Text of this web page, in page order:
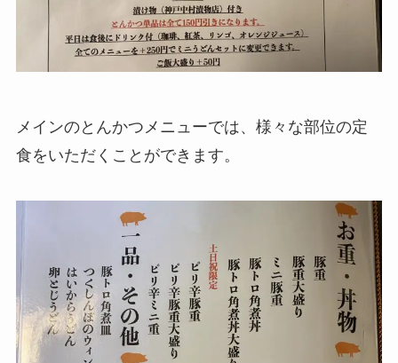
メインのとんかつメニューでは、様々な部位の定
食をいただくことができます。